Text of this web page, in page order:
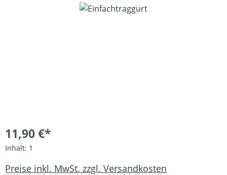
Bildergalerie überspringen
11,90 €*
Inhalt: 1
Preise inkl. MwSt. zzgl. Versandkosten